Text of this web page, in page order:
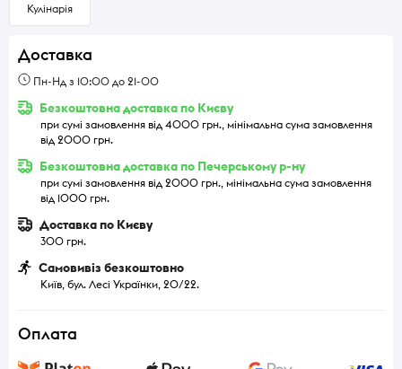
Кулінарія
Доставка
Пн-Нд з 10:00 до 21-00
Безкоштовна доставка по Києву
при сумі замовлення від 4000 грн., мінімальна сума замовлення
від 2000 грн.
Безкоштовна доставка по Печерському р-ну
при сумі замовлення від 2000 грн., мінімальна сума замовлення
від 1000 грн.
Доставка по Києву
300 грн.
Самовивіз безкоштовно
Київ, бул. Лесі Українки, 20/22.
Оплата